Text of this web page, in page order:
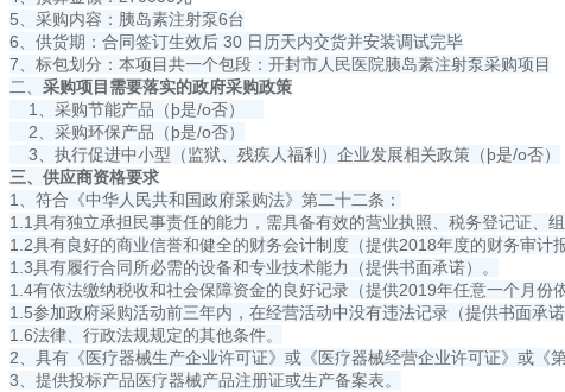
5、采购内容：胰岛素注射泵6台
6、供货期：合同签订生效后 30 日历天内交货并安装调试完毕
7、标包划分：本项目共一个包段：开封市人民医院胰岛素注射泵采购项目
二、 采购项目需要落实的政府采购政策
1、采购节能产品（þ是/o否）
2、采购环保产品（þ是/o否）
3、执行促进中小型（监狱、残疾人福利）企业发展相关政策（þ是/o否）
三、供应商资格要求
1、符合《中华人民共和国政府采购法》第二十二条：
1.1具有独立承担民事责任的能力，需具备有效的营业执照、税务登记证、
1.2具有良好的商业信誉和健全的财务会计制度（提供2018年度的财务审计
1.3具有履行合同所必需的设备和专业技术能力（提供书面承诺）。
1.4有依法缴纳税收和社会保障资金的良好记录（提供2019年任意一个月份
1.5参加政府采购活动前三年内，在经营活动中没有违法记录（提供书面承诺
1.6法律、行政法规规定的其他条件。
2、具有《医疗器械生产企业许可证》或《医疗器械经营企业许可证》或《
3、提供投标产品医疗器械产品注册证或生产备案表。